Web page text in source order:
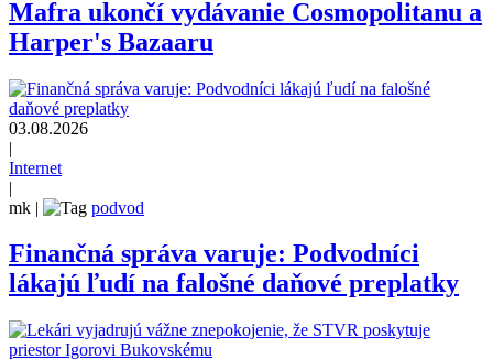
Mafra ukončí vydávanie Cosmopolitanu a
Harper's Bazaaru
03.08.2026
|
Internet
|
mk | podvod
Finančná správa varuje: Podvodníci
lákajú ľudí na falošné daňové preplatky